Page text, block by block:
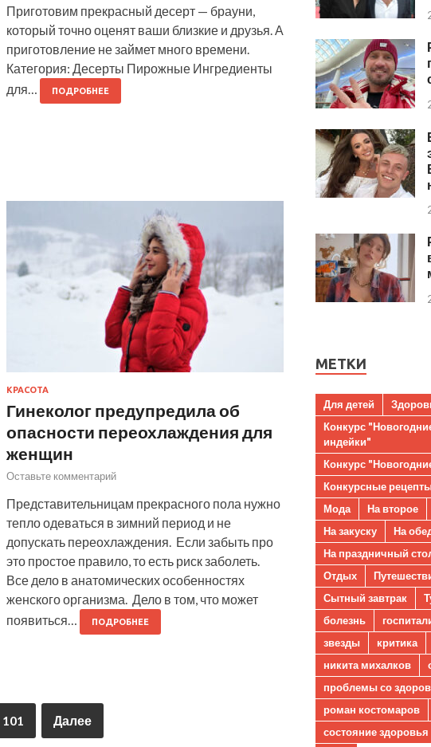
Приготовим прекрасный десерт — брауни,
который точно оценят ваши близкие и друзья. А
приготовление не займет много времени.
Категория: Десерты Пирожные Ингредиенты
для…
ПОДРОБНЕЕ
КРАСОТА
Гинеколог предупредила об
опасности переохлаждения для
женщин
Оставьте комментарий
Представительницам прекрасного пола нужно
тепло одеваться в зимний период и не
допускать переохлаждения. Если забыть про
это простое правило, то есть риск заболеть.
Все дело в анатомических особенностях
женского организма. Дело в том, что может
появиться…
ПОДРОБНЕЕ
101 Далее
МЕТКИ
Для детей
Конкурс
индейки"
Конкурс
Конкурсные
Мода
На второе
На закуску
На
На праздничный
Отдых
Сытный завтрак
болезнь
звезды
критика
никита михалков
проблемы со
роман костомаров
состояние здоровья